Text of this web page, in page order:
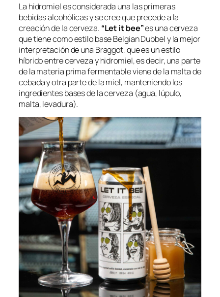
La hidromiel es considerada una las primeras
bebidas alcohólicas y se cree que precede a la
creación de la cerveza. “Let it bee”es una cerveza
que tiene como estilo base Belgian Dubbel y la mejor
interpretación de una Braggot, que es un estilo
híbrido entre cerveza y hidromiel, es decir, una parte
de la materia prima fermentable viene de la malta de
cebada y otra parte de la miel, manteniendo los
ingredientes bases de la cerveza (agua, lúpulo,
malta, levadura).